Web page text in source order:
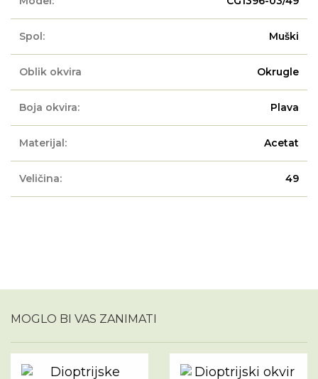
Spol: Muški
Oblik okvira Okrugle
Boja okvira: Plava
Materijal: Acetat
Veličina: 49
MOGLO BI VAS ZANIMATI